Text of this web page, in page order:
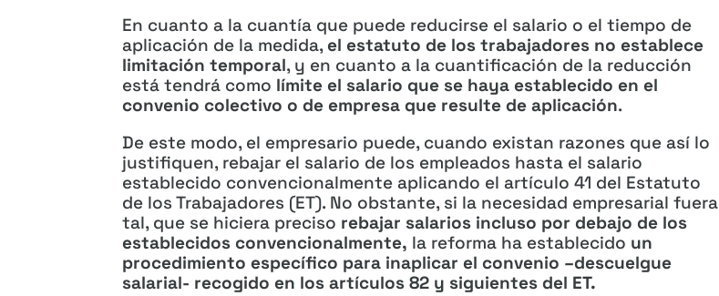
En cuanto a la cuantía que puede reducirse el salario o el tiempo de
aplicación de la medida, el estatuto de los trabajadores no establece
limitación temporal, y en cuanto a la cuantificación de la reducción
está tendrá como límite el salario que se haya establecido en el
convenio colectivo o de empresa que resulte de aplicación.
De este modo, el empresario puede, cuando existan razones que así lo
justifiquen, rebajar el salario de los empleados hasta el salario
establecido convencionalmente aplicando el artículo 41 del Estatuto
de los Trabajadores (ET). No obstante, si la necesidad empresarial fuera
tal, que se hiciera preciso rebajar salarios incluso por debajo de los
establecidos convencionalmente, la reforma ha establecido un
procedimiento específico para inaplicar el convenio –descuelgue
salarial- recogido en los artículos 82 y siguientes del ET.